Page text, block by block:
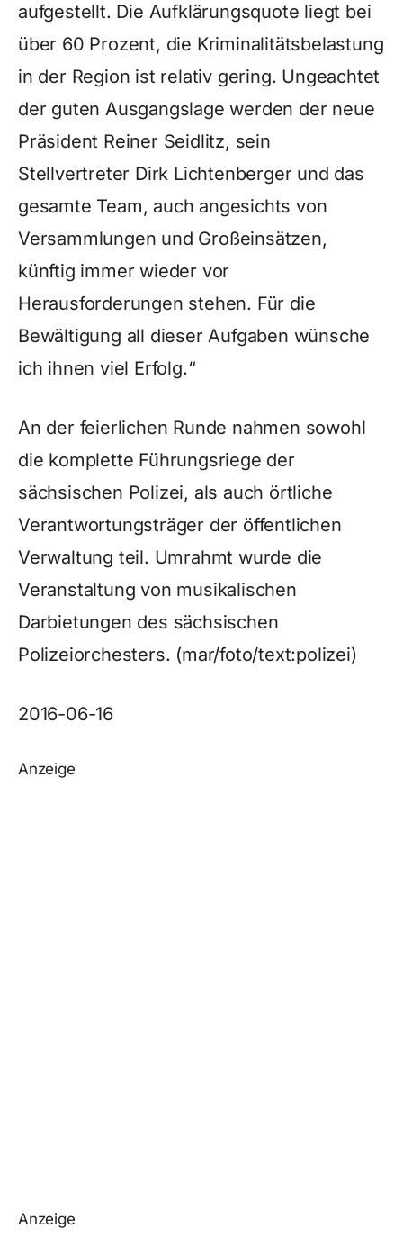
aufgestellt. Die Aufklärungsquote liegt bei
über 60 Prozent, die Kriminalitätsbelastung
in der Region ist relativ gering. Ungeachtet
der guten Ausgangslage werden der neue
Präsident Reiner Seidlitz, sein
Stellvertreter Dirk Lichtenberger und das
gesamte Team, auch angesichts von
Versammlungen und Großeinsätzen,
künftig immer wieder vor
Herausforderungen stehen. Für die
Bewältigung all dieser Aufgaben wünsche
ich ihnen viel Erfolg.“
An der feierlichen Runde nahmen sowohl
die komplette Führungsriege der
sächsischen Polizei, als auch örtliche
Verantwortungsträger der öffentlichen
Verwaltung teil. Umrahmt wurde die
Veranstaltung von musikalischen
Darbietungen des sächsischen
Polizeiorchesters. (mar/foto/text:polizei)
2016-06-16
Anzeige
Anzeige